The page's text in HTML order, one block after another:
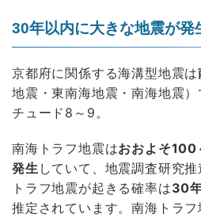
30年以内に大きな地震が発
京都府に関係する海溝型地震は
地震・東南海地震・南海地震
チュード8～9。
南海トラフ地震はおおよそ100
発生 していて、地震調査研究
トラフ地震が起きる確率は30
推定されています。南海トラ